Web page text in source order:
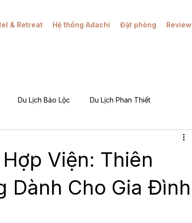
& Retreat Hệ thống Adachi Đặt phòng Review
Du Lịch Bảo Lộc Du Lịch Phan Thiết
Viện: Thiên
Cho Gia Đình